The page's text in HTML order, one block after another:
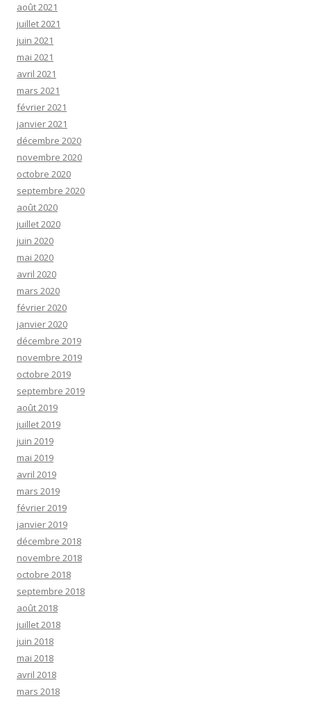
août 2021
juillet 2021
juin 2021
mai 2021
avril 2021
mars 2021
février 2021
janvier 2021
décembre 2020
novembre 2020
octobre 2020
septembre 2020
août 2020
juillet 2020
juin 2020
mai 2020
avril 2020
mars 2020
février 2020
janvier 2020
décembre 2019
novembre 2019
octobre 2019
septembre 2019
août 2019
juillet 2019
juin 2019
mai 2019
avril 2019
mars 2019
février 2019
janvier 2019
décembre 2018
novembre 2018
octobre 2018
septembre 2018
août 2018
juillet 2018
juin 2018
mai 2018
avril 2018
mars 2018